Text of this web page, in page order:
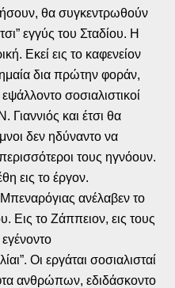
θα συγκεντρωθούν
εγγύς του Σταδίου. Η
Εκεί εις το καφενείον
δια πρώτην φοράν,
σοσιαλιστικοί
Γιαννιός και έτσι θα
δεν ηδύναντο να
τους ηγνόουν.
εις το έργον.
ανέλαβεν το
Εις το Ζάππειον, εις τους
Οι εργάται σοσιαλισταί
ανθρώπων, εδιδάσκοντο